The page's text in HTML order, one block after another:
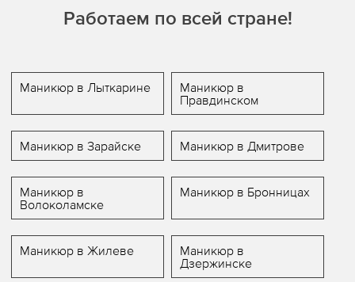
Работаем по всей стране!
Маникюр в Лыткарине
Маникюр в
Правдинском
Маникюр в Зарайске Маникюр в Дмитрове
Маникюр в
Волоколамске
Маникюр в Бронницах
Маникюр в Жилеве
Маникюр в
Дзержинске